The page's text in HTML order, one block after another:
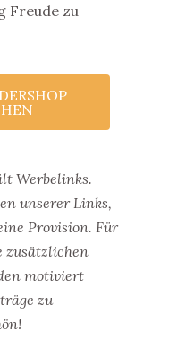
Freude zu
Werbelinks.
unserer Links,
Provision. Für
zusätzlichen
motiviert
zu